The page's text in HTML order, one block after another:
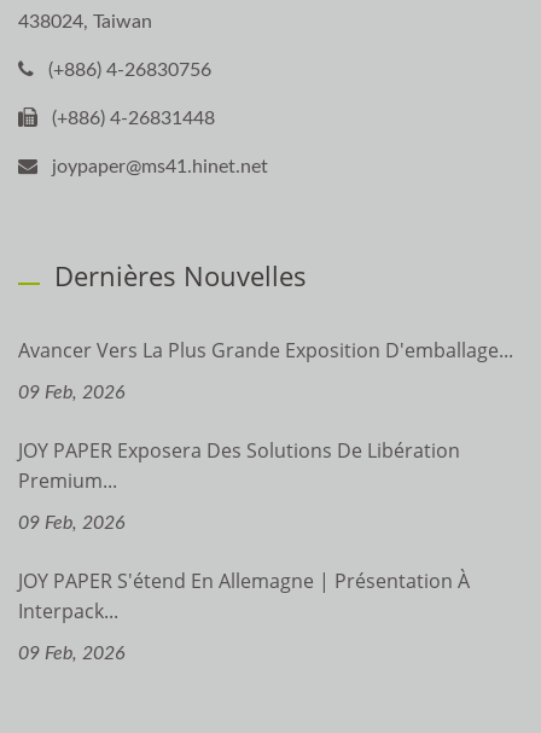
438024, Taiwan
(+886) 4-26830756
(+886) 4-26831448
joypaper@ms41.hinet.net
Dernières Nouvelles
Avancer Vers La Plus Grande Exposition D'emballage...
09 Feb, 2026
JOY PAPER Exposera Des Solutions De Libération
Premium...
09 Feb, 2026
JOY PAPER S'étend En Allemagne | Présentation À
Interpack...
09 Feb, 2026